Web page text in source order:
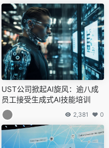
UST公司掀起AI旋风：逾八成
员工接受生成式AI技能培训
2,381 0